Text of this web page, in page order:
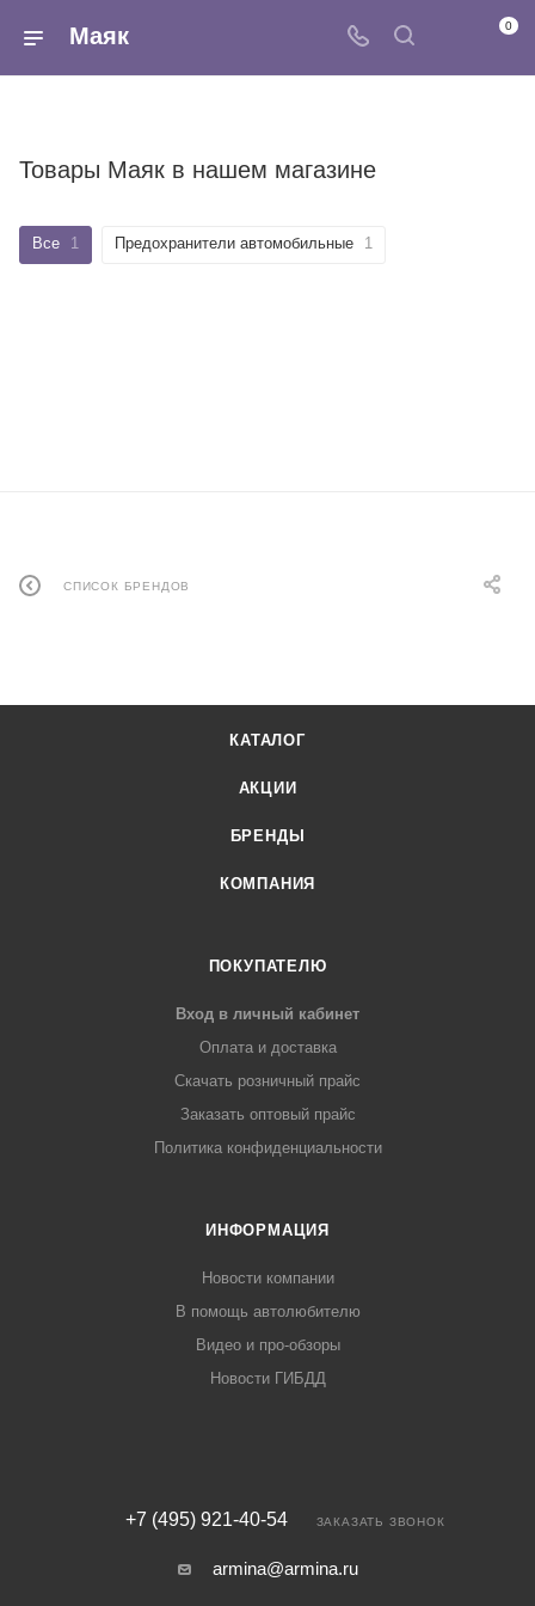
Маяк 0
Товары Маяк в нашем магазине
Все 1 Предохранители автомобильные 1
СПИСОК БРЕНДОВ
КАТАЛОГ
АКЦИИ
БРЕНДЫ
КОМПАНИЯ
ПОКУПАТЕЛЮ
Вход в личный кабинет
Оплата и доставка
Скачать розничный прайс
Заказать оптовый прайс
Политика конфиденциальности
ИНФОРМАЦИЯ
Новости компании
В помощь автолюбителю
Видео и про-обзоры
Новости ГИБДД
+7 (495) 921-40-54 ЗАКАЗАТЬ ЗВОНОК
armina@armina.ru